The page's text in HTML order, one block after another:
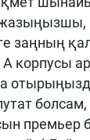
заңның
А корпусы
премьер